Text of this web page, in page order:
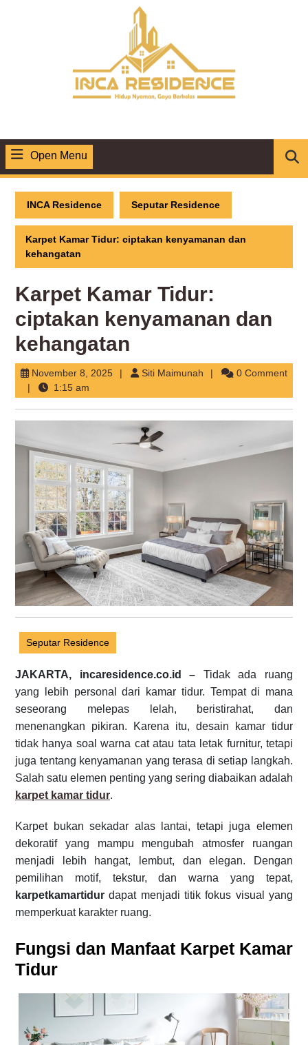
Open Menu
Menu
INCA Residence Seputar Residence
Karpet Kamar Tidur: ciptakan kenyamanan dan
kehangatan
Karpet Kamar Tidur:
ciptakan kenyamanan dan
kehangatan
November 8, 2025November
2025
Siti Maimunah Siti
0 Comment
1:15 am
Seputar Residence
JAKARTA, incaresidence.co.id – Tidak ada ruang
yang lebih personal dari kamar tidur. Tempat di mana
seseorang melepas lelah, beristirahat, dan
menenangkan pikiran. Karena itu, desain kamar tidur
tidak hanya soal warna cat atau tata letak furnitur, tetapi
juga tentang kenyamanan yang terasa di setiap langkah.
Salah satu elemen penting yang sering diabaikan adalah
karpet kamar tidur.
Karpet bukan sekadar alas lantai, tetapi juga elemen
dekoratif yang mampu mengubah atmosfer ruangan
menjadi lebih hangat, lembut, dan elegan. Dengan
pemilihan motif, tekstur, dan warna yang tepat,
karpetkamartidur dapat menjadi titik fokus visual yang
memperkuat karakter ruang.
Fungsi dan Manfaat Karpet Kamar
Tidur